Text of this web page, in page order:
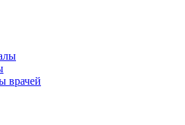
врачей